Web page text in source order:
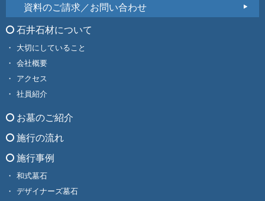
資料のご請求／お問い合わせ
石井石材について
大切にしていること
会社概要
アクセス
社員紹介
お墓のご紹介
施行の流れ
施行事例
和式墓石
デザイナーズ墓石